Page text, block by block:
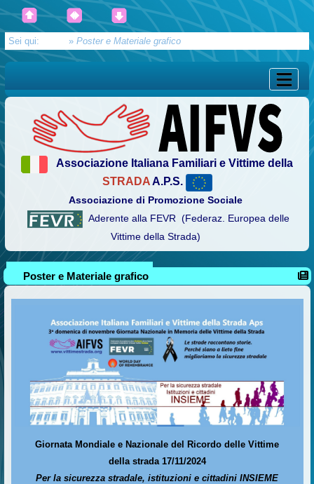
Sei qui: » Poster e Materiale grafico
Associazione Italiana Familiari e Vittime della
STRADAA.P.S.
Associazione di Promozione Sociale
Aderente alla FEVR (Federaz. Europea delle
Vittime della Strada)
Poster e Materiale grafico
Giornata Mondiale e Nazionale del Ricordo delle Vittime
della strada 17/11/2024
Per la sicurezza stradale, istituzioni e cittadini INSIEME